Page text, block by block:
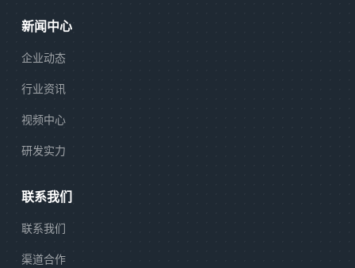
新闻中心
企业动态
行业资讯
视频中心
研发实力
联系我们
联系我们
渠道合作